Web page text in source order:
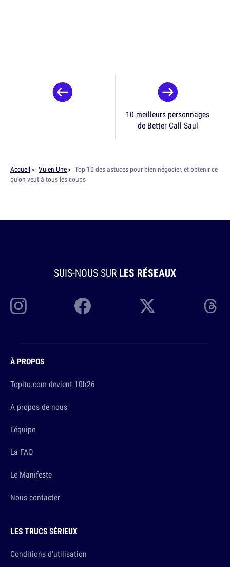
10 meilleurs personnages
de Better Call Saul
Accueil Vu en Une
Top 10 des astuces pour bien négocier, et obtenir ce
qu'on veut à tous les coups
SUIS-NOUS SUR LES RÉSEAUX
À PROPOS
Topito.com devient 10h26
A propos de nous
L'équipe
La FAQ
Le Manifeste
Nous contacter
LES TRUCS SÉRIEUX
Conditions d'utilisation